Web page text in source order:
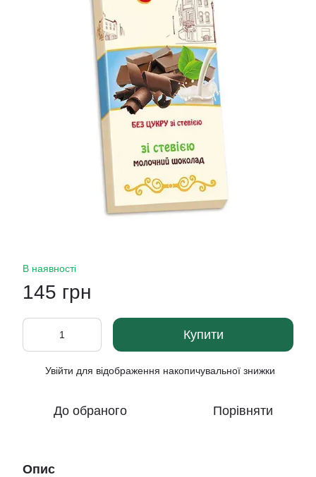
В наявності
145 грн
Купити
Увійти для відображення накопичувальної знижки
До обраного Порівняти
Опис